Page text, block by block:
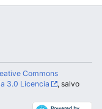
Commons
3.0 Licencia
, salvo